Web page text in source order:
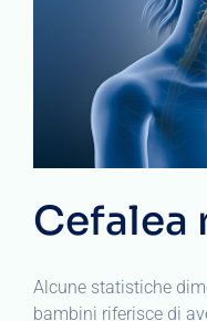
Cefalea
Alcune statistiche
bambini riferisce di